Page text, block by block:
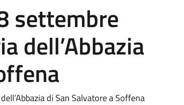
settembre
dell’Abbazia
di San Salvatore a Soffena